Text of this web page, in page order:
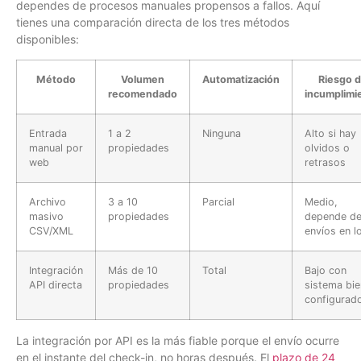
dependes de procesos manuales propensos a fallos. Aquí
tienes una comparación directa de los tres métodos
disponibles:
Método
Volumen
recomendado
Automatización
Riesgo
Entrada
manual por
web
1 a 2
propiedades
Ninguna
Alto si hay
olvidos o
retrasos
Archivo
masivo
CSV/XML
3 a 10
propiedades
Parcial
Medio,
depende de
envíos en
Integración
API directa
Más de 10
propiedades
Total
Bajo con
sistema
La integración por API es la más fiable porque el envío ocurre
en el instante del check-in, no horas después. El plazo de 24